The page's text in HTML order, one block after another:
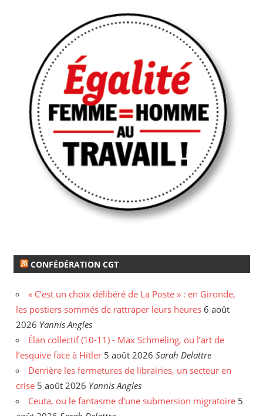
CONFÉDÉRATION CGT
« C’est un choix délibéré de La Poste » : en Gironde,
les postiers sommés de rattraper leurs heures 6 août
2026 Yannis Angles
Élan collectif (10-11) - Max Schmeling, ou l’art de
l’esquive face à Hitler 5 août 2026 Sarah Delattre
Derrière les fermetures de librairies, un secteur en
crise 5 août 2026 Yannis Angles
Ceuta, ou le fantasme d'une submersion migratoire 5